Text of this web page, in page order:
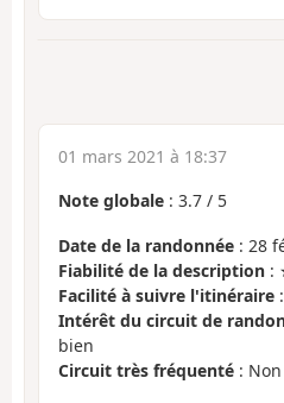
01 mars 2021 à 18:37
Note globale : 3.7 / 5
Date de la randonnée : 28
Fiabilité de la description :
Facilité à suivre l'itinéraire
Intérêt du circuit de
bien
Circuit très fréquenté : Non